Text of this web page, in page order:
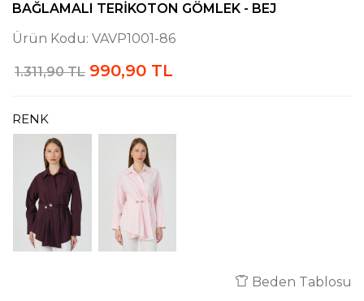
BAĞLAMALI TERIKOTON GÖMLEK - BEJ
Ürün Kodu: VAVP1001-86
1.311,90 TL 990,90 TL
RENK
Beden Tablosu